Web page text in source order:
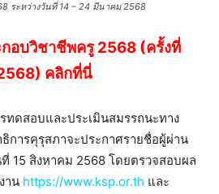
ระหว่างวันที่ 14 – 24 มีนาคม 2568
อบวิชาชีพครู 2568 (ครั้งที่
คลิกที่นี่
ทดสอบและประเมินสมรรถนะทาง
การคุรุสภาจะประกาศรายชื่อผู้ผ่าน
15 สิงหาคม 2568 โดยตรวจสอบผล
าน https://www.ksp.or.th และ